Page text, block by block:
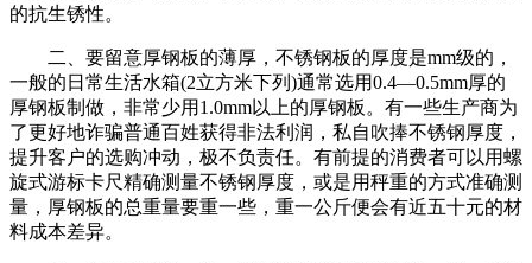
的抗生锈性。
二、要留意厚钢板的薄厚，不锈钢板的厚度是mm级的，
一般的日常生活水箱(2立方米下列)通常选用0.4—0.5mm厚的
厚钢板制做，非常少用1.0mm以上的厚钢板。有一些生产商为
了更好地诈骗普通百姓获得非法利润，私自吹捧不锈钢厚度，
提升客户的选购冲动，极不负责任。有前提的消费者可以用螺
旋式游标卡尺精确测量不锈钢厚度，或是用秤重的方式准确测
量，厚钢板的总重量要重一些，重一公斤便会有近五十元的材
料成本差异。